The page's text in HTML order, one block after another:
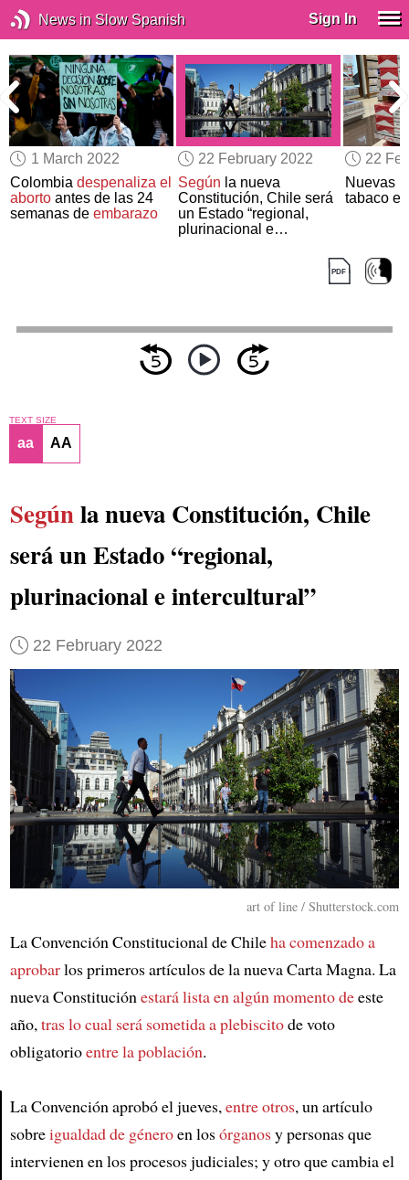
News in Slow Spanish Sign In
1 March 2022
Colombiadespenaliza el
aborto antes de las 24
semanas deembarazo
22 February 2022
Según la nueva
Constitución, Chile será
un Estado “regional,
plurinacional e
22
Nuevas
tabaco
Article
TEXT SIZE
aa AA
Segúnla nueva Constitución, Chile
será un Estado “regional,
plurinacional e intercultural”
22 February 2022
art of line / Shutterstock.com
La Convención Constitucional de Chileha comenzado a
aprobarlos primeros artículos de la nueva Carta Magna. La
nueva Constitución estará listaen algún momento deeste
año, tras lo cual será sometida a plebiscitode voto
obligatorioentre la población.
La Convención aprobó el jueves, entre otros, un artículo
sobreigualdad de géneroen losórganosy personas que
intervienen en los procesos judiciales; y otro que cambia el